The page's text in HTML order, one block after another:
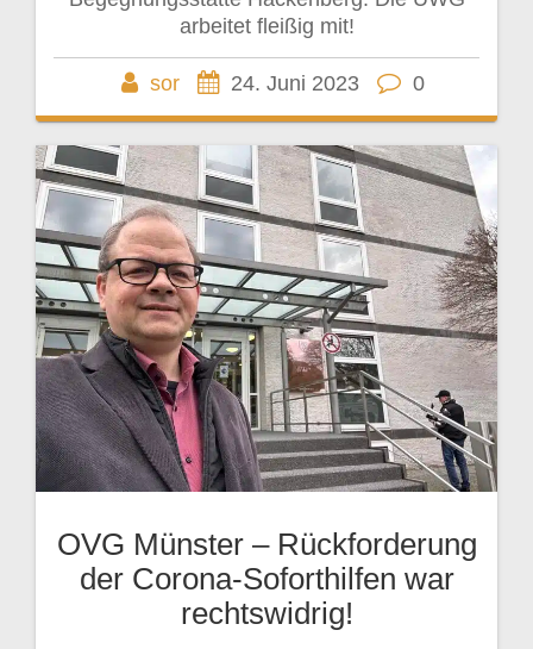
arbeitet fleißig mit!
sor 24. Juni 2023 0
OVG Münster – Rückforderung
der Corona-Soforthilfen war
rechtswidrig!